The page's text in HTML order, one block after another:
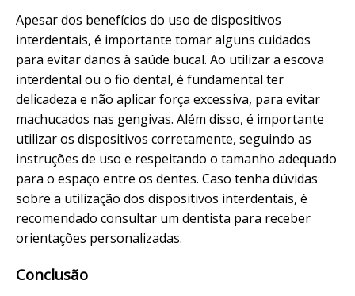
Apesar dos benefícios do uso de dispositivos
interdentais, é importante tomar alguns cuidados
para evitar danos à saúde bucal. Ao utilizar a escova
interdental ou o fio dental, é fundamental ter
delicadeza e não aplicar força excessiva, para evitar
machucados nas gengivas. Além disso, é importante
utilizar os dispositivos corretamente, seguindo as
instruções de uso e respeitando o tamanho adequado
para o espaço entre os dentes. Caso tenha dúvidas
sobre a utilização dos dispositivos interdentais, é
recomendado consultar um dentista para receber
orientações personalizadas.
Conclusão